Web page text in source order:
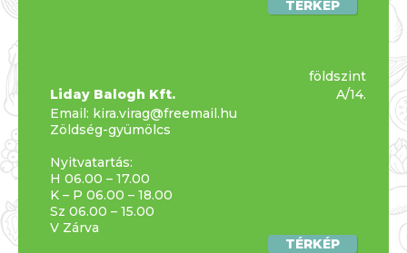
TÉRKÉP
Liday Balogh Kft.
Email: kira.virag@freemail.hu
Zöldség-gyümölcs
Nyitvatartás:
H 06.00 – 17.00
K – P 06.00 – 18.00
Sz 06.00 – 15.00
V Zárva
TÉRKÉP
földszint
A/14.